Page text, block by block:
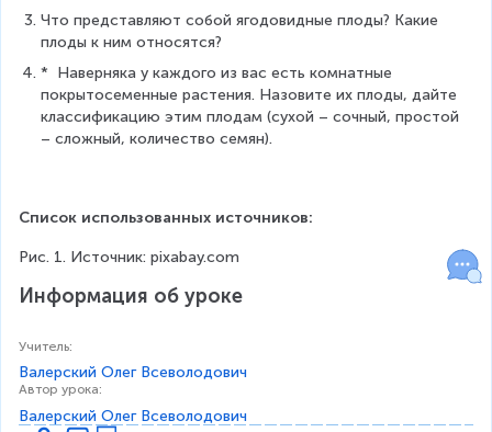
Что представляют собой ягодовидные плоды? Какие
плоды к ним относятся?
*  Наверняка у каждого из вас есть комнатные
покрытосеменные растения. Назовите их плоды, дайте
классификацию этим плодам (сухой – сочный, простой
– сложный, количество семян).
Список использованных источников:
Рис. 1. Источник: pixabay.com
Информация об уроке
Учитель:
Валерский Олег Всевoлодович
Автор урока:
Валерский Олег Всевoлодович